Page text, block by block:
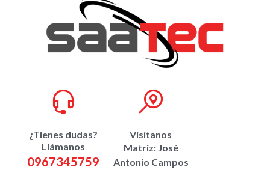
¿Tienes dudas?
Llámanos
0967345759
Visítanos
Matriz: José
Antonio Campos